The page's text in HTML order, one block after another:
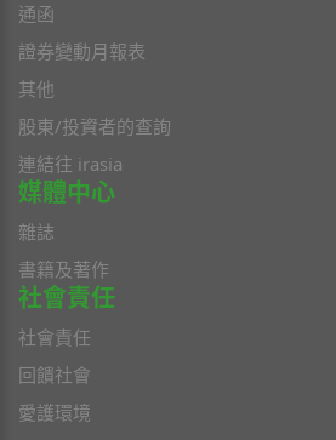
通函
證券變動月報表
其他
股東/投資者的查詢
連結往 irasia
媒體中心
雜誌
書籍及著作
社會責任
社會責任
回饋社會
愛護環境